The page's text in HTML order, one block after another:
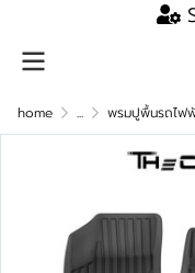
home ... พรมปูพื้นรถไฟ